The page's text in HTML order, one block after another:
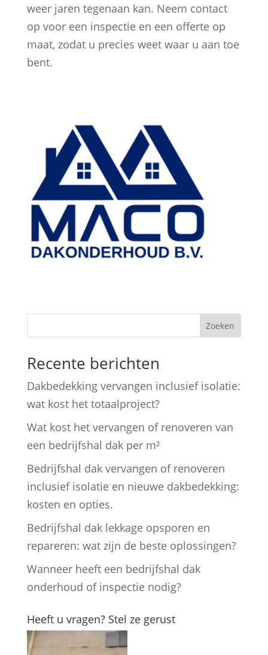
weer jaren tegenaan kan. Neem contact
op voor een inspectie en een offerte op
maat, zodat u precies weet waar u aan toe
bent.
Zoeken
Recente berichten
Dakbedekking vervangen inclusief isolatie:
wat kost het totaalproject?
Wat kost het vervangen of renoveren van
een bedrijfshal dak per m²
Bedrijfshal dak vervangen of renoveren
inclusief isolatie en nieuwe dakbedekking:
kosten en opties.
Bedrijfshal dak lekkage opsporen en
repareren: wat zijn de beste oplossingen?
Wanneer heeft een bedrijfshal dak
onderhoud of inspectie nodig?
Heeft u vragen? Stel ze gerust